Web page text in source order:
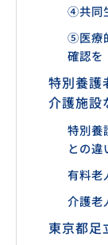
④共同
⑤医療
確認を
特別養護
介護施設
特別養
との違
有料老
介護老
東京都足